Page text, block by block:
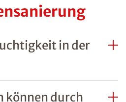
in der
können durch